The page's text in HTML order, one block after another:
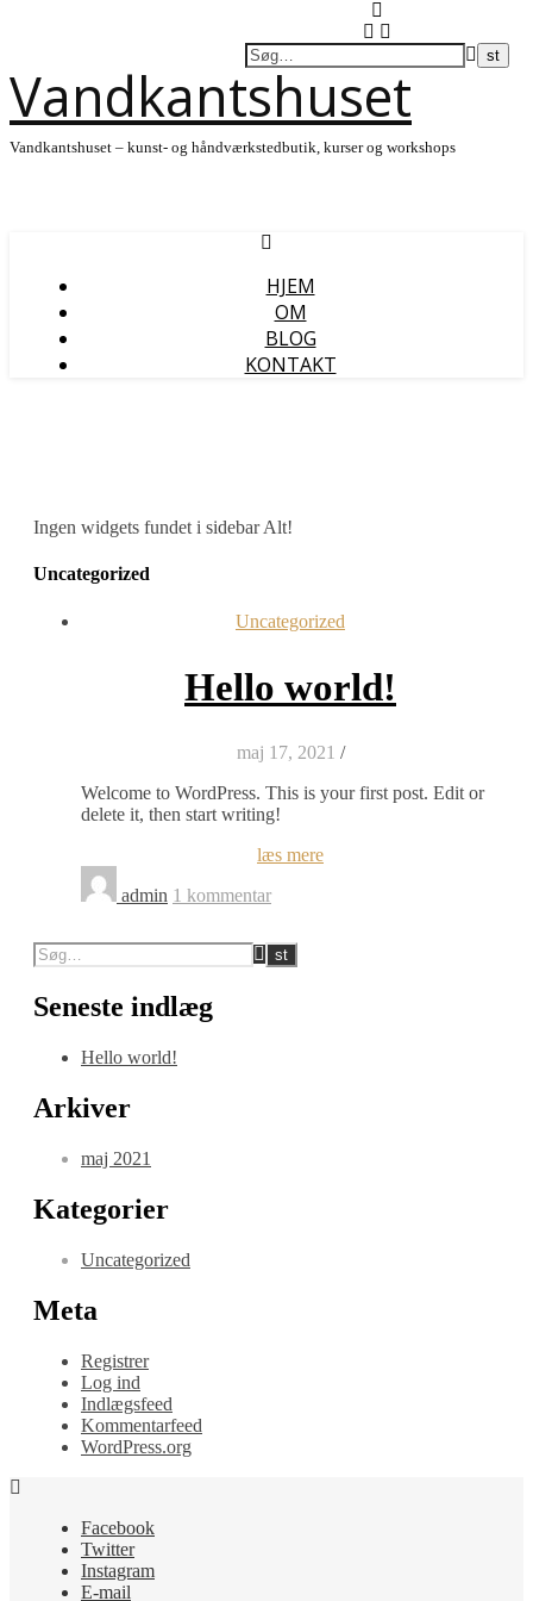
Vandkantshuset
Vandkantshuset – kunst- og håndværkstedbutik, kurser og workshops
HJEM
OM
BLOG
KONTAKT
Ingen widgets fundet i sidebar Alt!
Uncategorized
Uncategorized
Hello world!
maj 17, 2021 /
Welcome to WordPress. This is your first post. Edit or
delete it, then start writing!
læs mere
admin 1 kommentar
Seneste indlæg
Hello world!
Arkiver
maj 2021
Kategorier
Uncategorized
Meta
Registrer
Log ind
Indlægsfeed
Kommentarfeed
WordPress.org
Facebook
Twitter
Instagram
E-mail